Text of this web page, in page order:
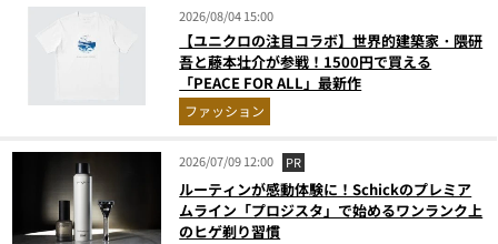
2026/08/04 15:00
【ユニクロの注目コラボ】世界的建築家・隈研
吾と藤本壮介が参戦！1500円で買える
「PEACE FOR ALL」最新作
ファッション
2026/07/09 12:00 PR
ルーティンが感動体験に！Schickのプレミア
ムライン「プロジスタ」で始めるワンランク上
のヒゲ剃り習慣